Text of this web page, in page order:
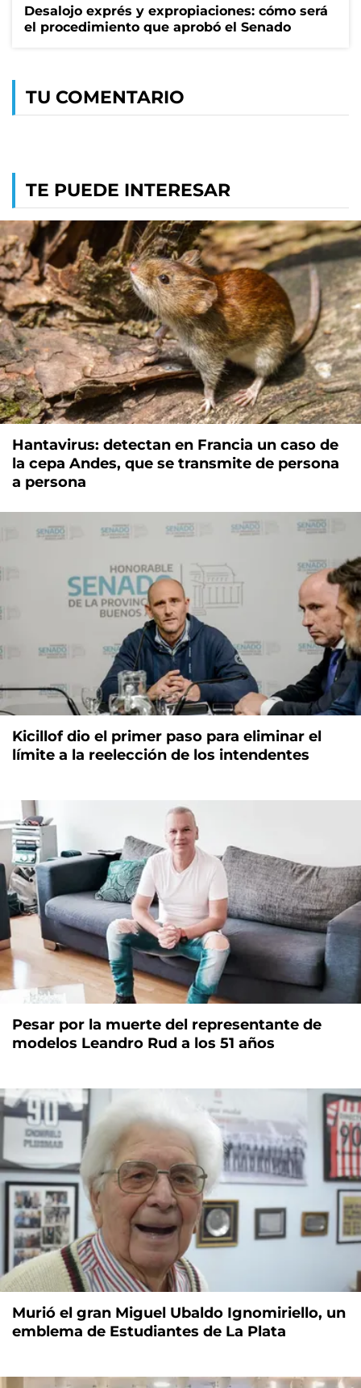
Desalojo exprés y expropiaciones: cómo será
el procedimiento que aprobó el Senado
TU COMENTARIO
TE PUEDE INTERESAR
Hantavirus: detectan en Francia un caso de
la cepa Andes, que se transmite de persona
a persona
Kicillof dio el primer paso para eliminar el
límite a la reelección de los intendentes
Pesar por la muerte del representante de
modelos Leandro Rud a los 51 años
Murió el gran Miguel Ubaldo Ignomiriello, un
emblema de Estudiantes de La Plata